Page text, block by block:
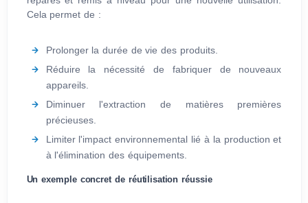
Cela permet de :
Prolonger la durée de vie des produits.
Réduire la nécessité de fabriquer de nouveaux
appareils.
Diminuer l'extraction de matières premières
précieuses.
Limiter l'impact environnemental lié à la production et
à l'élimination des équipements.
Un exemple concret de réutilisation réussie